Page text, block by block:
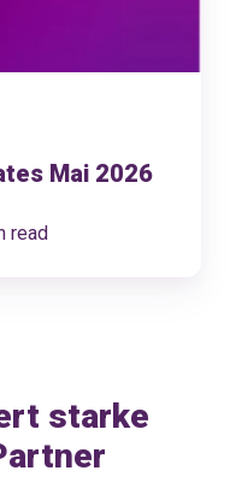
Mai 2026
read
starke